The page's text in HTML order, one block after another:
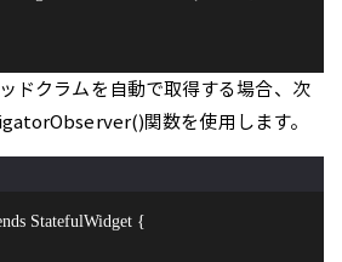
ドクラムを自動で取得する場合、次
関数を使用します。
StatefulWidget {